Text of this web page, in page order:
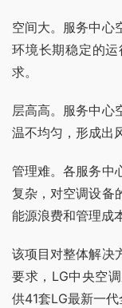
空间大。服务中心
环境长期稳定的
求。
层高高。服务中心
温不均匀，形成出
管理难。各服务中
复杂，对空调设备
能源浪费和管理成
该项目对整体解决
要求，LG中央空
供41套LG最新一